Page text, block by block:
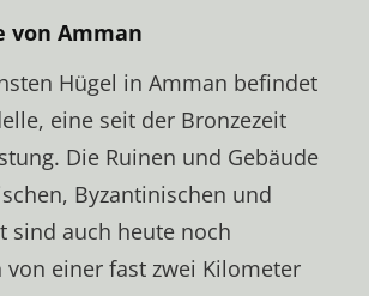
von Amman
Hügel in Amman befindet
eine seit der Bronzezeit
Die Ruinen und Gebäude
Byzantinischen und
sind auch heute noch
von einer fast zwei Kilometer